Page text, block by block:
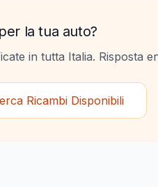
la tua auto?
in tutta Italia. Risposta
Ricambi Disponibili